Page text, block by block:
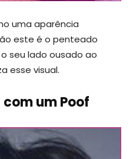
uma aparência
este é o penteado
seu lado ousado ao
esse visual.
um Poof